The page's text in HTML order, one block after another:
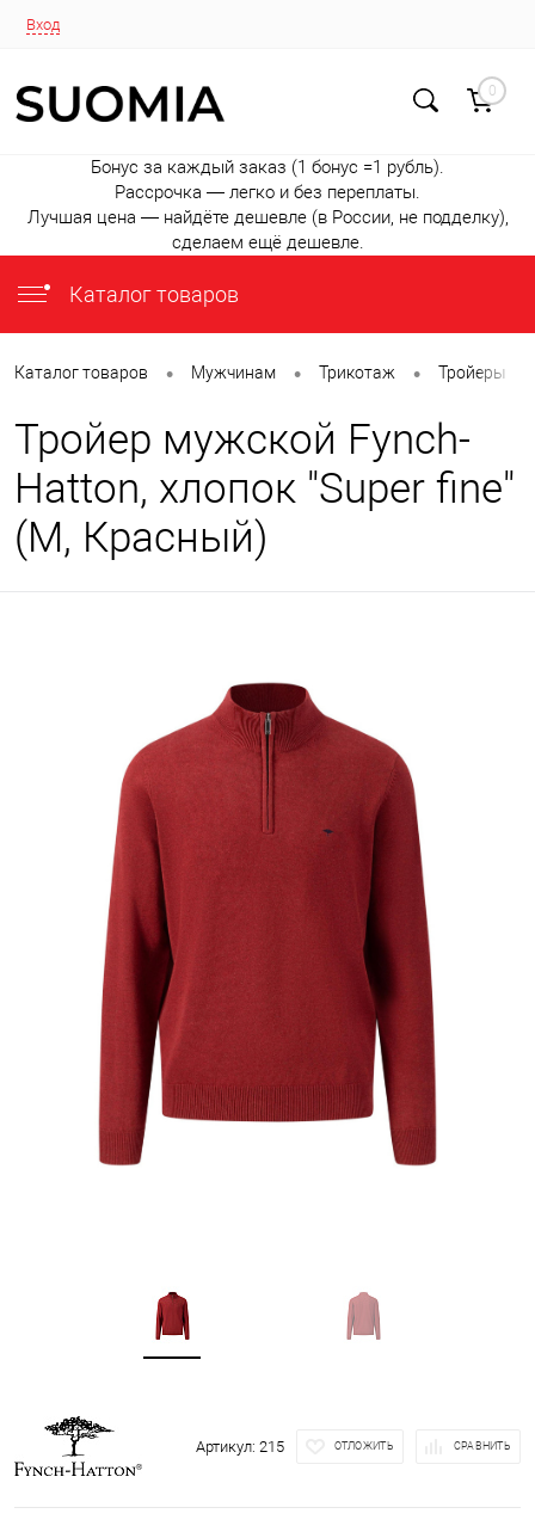
Вход
0
Бонус за каждый заказ (1 бонус =1 рубль).
Рассрочка — легко и без переплаты.
Лучшая цена — найдёте дешевле (в России, не подделку),
сделаем ещё дешевле.
Каталог товаров
Каталог товаров • Мужчинам • Трикотаж • Тройеры
Тройер мужской Fynch-
Hatton, хлопок "Super fine"
(M, Красный)
Артикул: 215 ОТЛОЖИТЬ СРАВНИТЬ